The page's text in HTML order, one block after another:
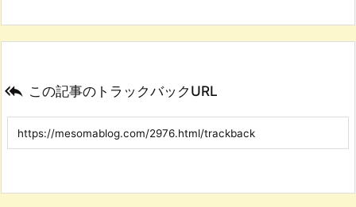
 この記事のトラックバックURL